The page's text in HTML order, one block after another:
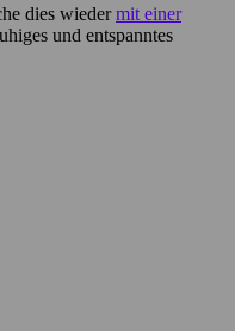
dies wiedermit einer
und entspanntes